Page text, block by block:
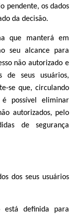
pendente, os dados
da decisão.
que manterá em
seu alcance para
não autorizado e
de seus usuários,
se que, circulando
possível eliminar
autorizados, pelo
de segurança
dos seus usuários
está definida para